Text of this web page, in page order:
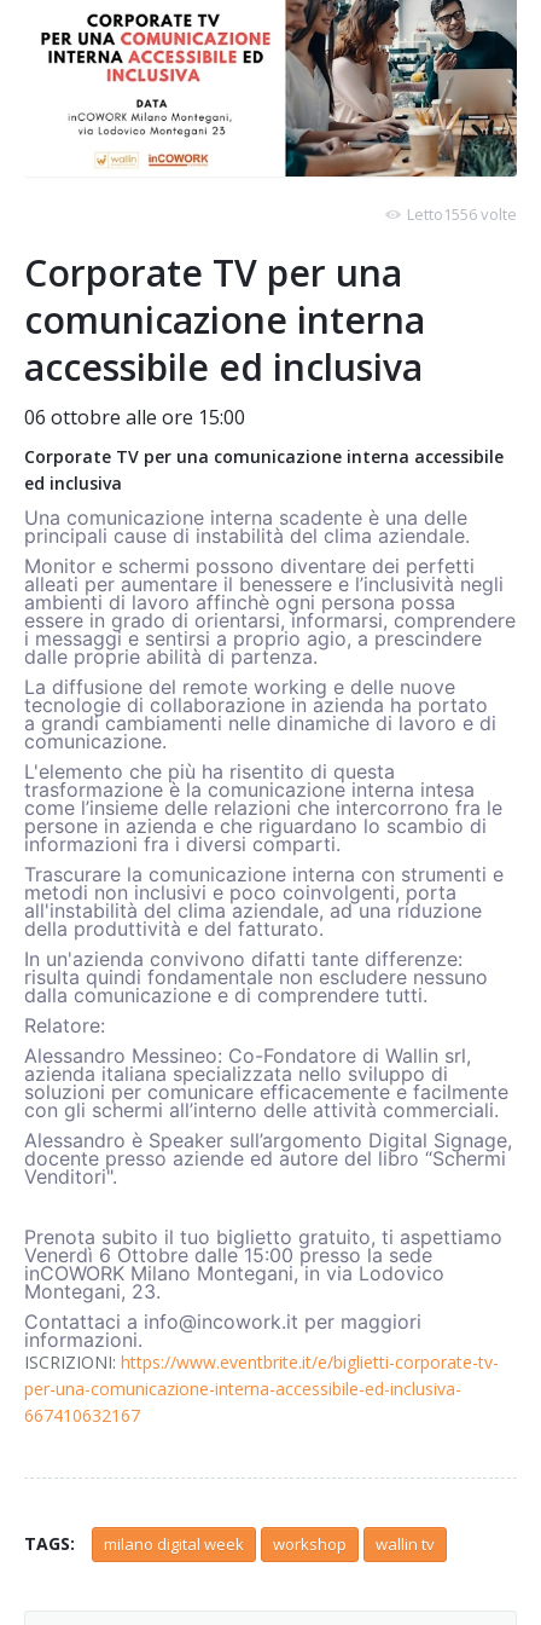
Letto1556 volte
Corporate TV per una
comunicazione interna
accessibile ed inclusiva
06 ottobre alle ore 15:00
Corporate TV per una comunicazione interna accessibile
ed inclusiva
Una comunicazione interna scadente è una delle
principali cause di instabilità del clima aziendale.
Monitor e schermi possono diventare dei perfetti
alleati per aumentare il benessere e l’inclusività negli
ambienti di lavoro affinchè ogni persona possa
essere in grado di orientarsi, informarsi, comprendere
i messaggi e sentirsi a proprio agio, a prescindere
dalle proprie abilità di partenza.
La diffusione del remote working e delle nuove
tecnologie di collaborazione in azienda ha portato
a grandi cambiamenti nelle dinamiche di lavoro e di
comunicazione.
L'elemento che più ha risentito di questa
trasformazione è la comunicazione interna intesa
come l’insieme delle relazioni che intercorrono fra le
persone in azienda e che riguardano lo scambio di
informazioni fra i diversi comparti.
Trascurare la comunicazione interna con strumenti e
metodi non inclusivi e poco coinvolgenti, porta
all'instabilità del clima aziendale, ad una riduzione
della produttività e del fatturato.
In un'azienda convivono difatti tante differenze:
risulta quindi fondamentale non escludere nessuno
dalla comunicazione e di comprendere tutti.
Relatore:
Alessandro Messineo: Co-Fondatore di Wallin srl,
azienda italiana specializzata nello sviluppo di
soluzioni per comunicare efficacemente e facilmente
con gli schermi all’interno delle attività commerciali.
Alessandro è Speaker sull’argomento Digital Signage,
docente presso aziende ed autore del libro “Schermi
Venditori".
Prenota subito il tuo biglietto gratuito, ti aspettiamo
Venerdì 6 Ottobre dalle 15:00 presso la sede
inCOWORK Milano Montegani, in via Lodovico
Montegani, 23.
Contattaci a info@incowork.it per maggiori
informazioni.
ISCRIZIONI: https://www.eventbrite.it/e/biglietti-corporate-tv-
per-una-comunicazione-interna-accessibile-ed-inclusiva-
667410632167
TAGS: milano digital week workshop wallin tv